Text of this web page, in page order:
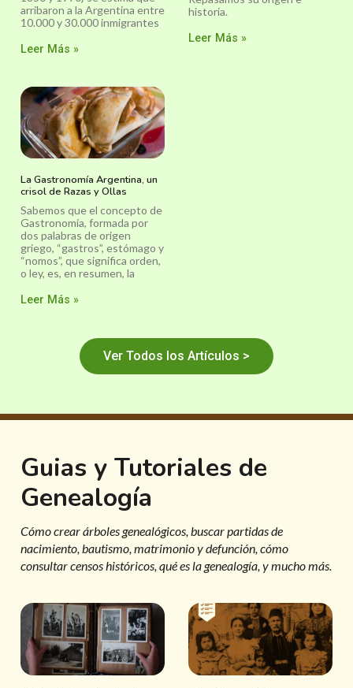
arribaron a la Argentina entre
10.000 y 30.000 inmigrantes
Leer Más »
historia.
Leer Más »
La Gastronomía Argentina, un
crisol de Razas y Ollas
Sabemos que el concepto de
Gastronomía, formada por
dos palabras de origen
griego, “gastros”, estómago y
“nomos”, que significa orden,
o ley, es, en resumen, la
Leer Más »
Ver Todos los Artículos >
Guias y Tutoriales de
Genealogía
Cómo crear árboles genealógicos, buscar partidas de
nacimiento, bautismo, matrimonio y defunción, cómo
consultar censos históricos, qué es la genealogía, y mucho más.